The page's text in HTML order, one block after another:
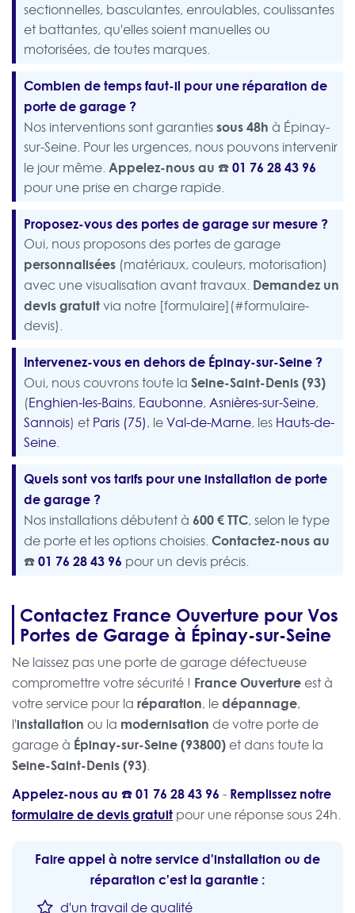
sectionnelles, basculantes, enroulables, coulissantes
et battantes, qu'elles soient manuelles ou
motorisées, de toutes marques.
Combien de temps faut-il pour une réparation de
porte de garage ?
Nos interventions sont garantiessous 48h à Épinay-
sur-Seine. Pour les urgences, nous pouvons intervenir
le jour même.Appelez-nous au ☎️01 76 28 43 96
pour une prise en charge rapide.
Proposez-vous des portes de garage sur mesure ?
Oui, nous proposons des portes de garage
personnalisées (matériaux, couleurs, motorisation)
avec une visualisation avant travaux. Demandez un
devis gratuitvia notre [formulaire](#formulaire-
devis).
Intervenez-vous en dehors de Épinay-sur-Seine ?
Oui, nous couvrons toute la Seine-Saint-Denis (93)
(Enghien-les-Bains, Eaubonne, Asnières-sur-Seine,
Sannois) et Paris (75), leVal-de-Marne, les Hauts-de-
Seine.
Quels sont vos tarifs pour une installation de porte
de garage ?
Nos installations débutent à 600 € TTC, selon le type
de porte et les options choisies.Contactez-nous au
☎️01 76 28 43 96 pour un devis précis.
Contactez France Ouverture pour Vos
Portes de Garage à Épinay-sur-Seine
Ne laissez pas une porte de garage défectueuse
compromettre votre sécurité ! France Ouverture est à
votre service pour la réparation, ledépannage,
l'installation ou la modernisation de votre porte de
garage à Épinay-sur-Seine (93800) et dans toute la
Seine-Saint-Denis (93).
Appelez-nous au ☎️01 76 28 43 96 - Remplissez notre
formulaire de devis gratuit pour une réponse sous 24h.
Faire appel à notre service d'installation ou de
réparation c'est la garantie :
d'un travail de qualité